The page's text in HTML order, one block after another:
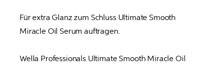
Für extra Glanz zum Schluss Ultimate Smooth
Miracle Oil Serum auftragen.
Wella Professionals Ultimate Smooth Miracle Oil